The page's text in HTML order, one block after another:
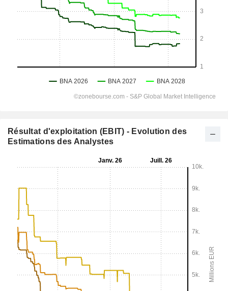
Résultat d'exploitation (EBIT) - Evolution des
Estimations des Analystes